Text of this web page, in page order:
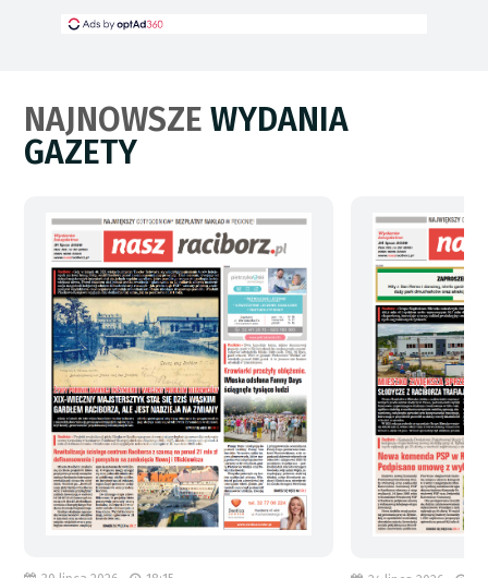
NAJNOWSZEWYDANIA
GAZETY